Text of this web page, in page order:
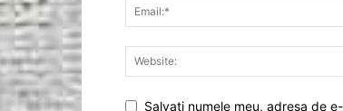
Salvați numele meu, adresa de